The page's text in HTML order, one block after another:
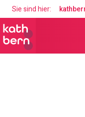
Sie sind hier: